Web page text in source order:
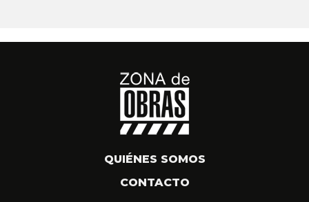
QUIÉNES SOMOS
CONTACTO